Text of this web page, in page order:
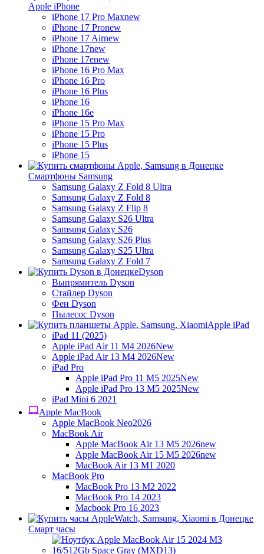
Apple iPhone
iPhone 17 Pro Maxnew
iPhone 17 Pronew
iPhone 17 Airnew
iPhone 17new
iPhone 17enew
iPhone 16 Pro Max
iPhone 16 Pro
iPhone 16 Plus
iPhone 16
iPhone 16e
iPhone 15 Pro Max
iPhone 15 Pro
iPhone 15 Plus
iPhone 15
Смартфоны Samsung
Samsung Galaxy Z Fold 8 Ultra
Samsung Galaxy Z Fold 8
Samsung Galaxy Z Flip 8
Samsung Galaxy S26 Ultra
Samsung Galaxy S26
Samsung Galaxy S26 Plus
Samsung Galaxy S25 Ultra
Samsung Galaxy Z Fold 7
Dyson
Выпрямитель Dyson
Стайлер Dyson
Фен Dyson
Пылесос Dyson
Apple iPad
iPad 11 (2025)
Apple iPad Air 11 M4 2026New
Apple iPad Air 13 M4 2026New
iPad Pro
Apple iPad Pro 11 M5 2025New
Apple iPad Pro 13 M5 2025New
iPad Mini 6 2021
Apple MacBook
Apple MacBook Neo2026
MacBook Air
Apple MacBook Air 13 M5 2026new
Apple MacBook Air 15 M5 2026new
MacBook Air 13 M1 2020
MacBook Pro
MacBook Pro 13 M2 2022
MacBook Pro 14 2023
Macbook Pro 16 2023
Смарт часы